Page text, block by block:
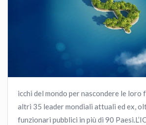
icchi del mondo per nascondere le
altri 35 leader mondiali attuali ed ex,
funzionari pubblici in più di 90